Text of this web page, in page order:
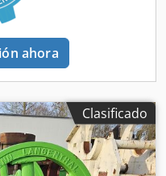
ahora
Clasificado